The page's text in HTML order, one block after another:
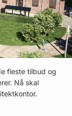
fleste tilbud og
Nå skal